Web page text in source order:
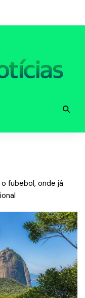
fubebol, onde já